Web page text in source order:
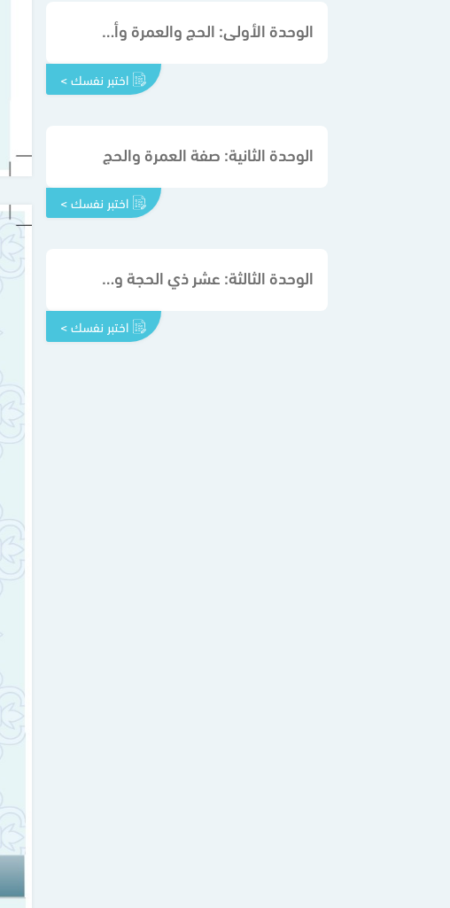
الوحدة الأولى: الحج والعمرة وأحكامهما
اختبر نفسك >
الوحدة الثانية: صفة العمرة والحج
اختبر نفسك >
الوحدة الثالثة: عشر ذي الحجة وأحكام الأضحية
اختبر نفسك >